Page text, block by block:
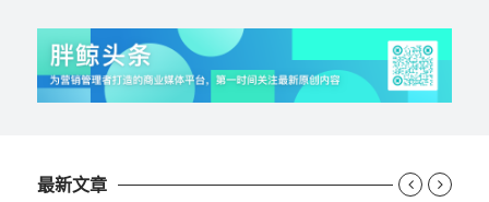
最新文章  